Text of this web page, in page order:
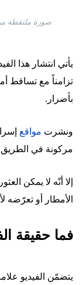
يأتي انتشار هذا
تزامناً مع تساقط
بأضرار.
ونشرت مواقع
مركونة في
إلا أنّه لا يمكن
الأمطار أو تعرّضه
فما حقيقة
يتضمّن الفيديو